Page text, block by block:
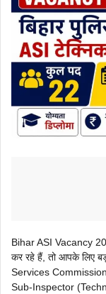
Bihar ASI Vacancy
कर रहे हैं, तो आपके लिए
Services
Sub-Inspector